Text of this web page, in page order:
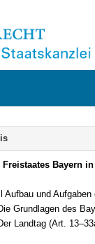
Fassung der Bekanntmachung vom 15.
Aufbau und
Grundlagen des
Landtag (Art.